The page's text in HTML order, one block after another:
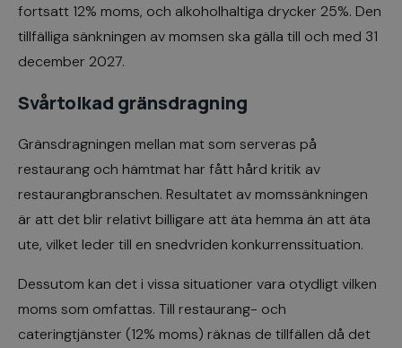
fortsatt 12% moms, och alkoholhaltiga drycker 25%. Den
tillfälliga sänkningen av momsen ska gälla till och med 31
december 2027.
Svårtolkad gränsdragning
Gränsdragningen mellan mat som serveras på
restaurang och hämtmat har fått hård kritik av
restaurangbranschen. Resultatet av momssänkningen
är att det blir relativt billigare att äta hemma än att äta
ute, vilket leder till en snedvriden konkurrenssituation.
Dessutom kan det i vissa situationer vara otydligt vilken
moms som omfattas. Till restaurang- och
cateringtjänster (12% moms) räknas de tillfällen då det